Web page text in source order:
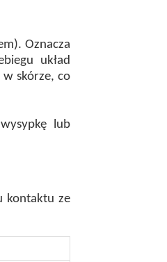
Oznacza
układ
skórze, co
lub
kontaktu ze